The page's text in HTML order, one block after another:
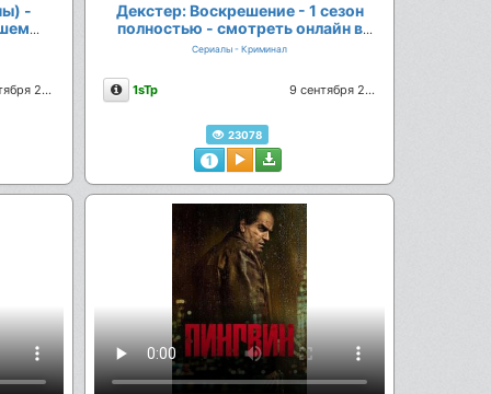
-
11 октября 2025
Декстер: Воскрешение - 1 сезон
полностью - смотреть онлайн в
хорошем качестве
Сериалы - Криминал
Описание
1sTp 9 сентября 2025
23078
1